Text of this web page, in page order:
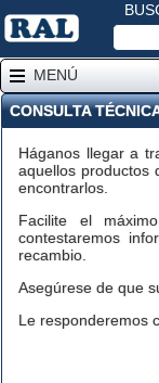
MENÚ
CONSULTA
Háganos llegar a
aquellos productos
encontrarlos.
Facilite el
contestaremos
recambio.
Asegúrese de que
Le responderemos